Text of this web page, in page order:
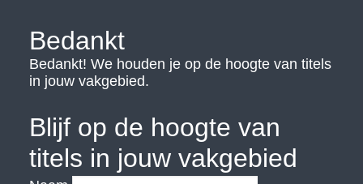
Bedankt
Bedankt! We houden je op de hoogte van titels
in jouw vakgebied.
Blijf op de hoogte van
titels in jouw vakgebied